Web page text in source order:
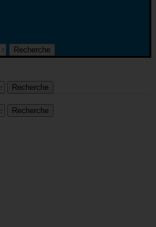
Recherche
Recherche
Recherche